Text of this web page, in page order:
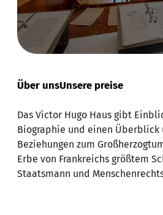
Über unsUnsere preise
Das Victor Hugo Haus gibt
Biographie und einen Überblick
Beziehungen zum
Erbe von Frankreichs größtem
Staatsmann und